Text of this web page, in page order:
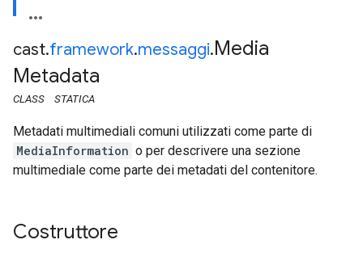
cast.framework.messaggi.Media
Metadata
CLASS STATICA
Metadati multimediali comuni utilizzati come parte di
MediaInformation o per descrivere una sezione
multimediale come parte dei metadati del contenitore.
Costruttore